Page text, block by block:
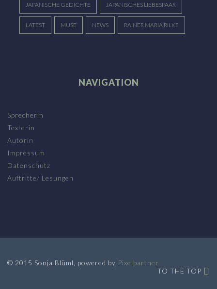
JAPANISCHE GEDICHTE JAPANISCHES LIEBESPAAR
LATEST MUSE NEWS RAINER MARIA RILKE
NAVIGATION
Sprecherin
Texterin
Autorin
Impressum
Datenschutz
Auftritte/ Lesungen
© 2015 Sonja Blüml, powered by Pixelpartner
TO THE TOP